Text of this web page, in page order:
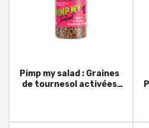
Pimp my salad : Graines
de tournesol activées